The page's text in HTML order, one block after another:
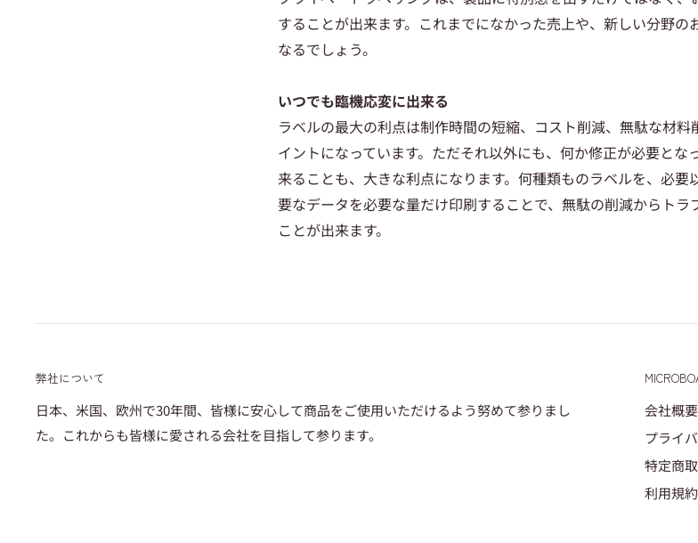
することが出来ます。これまでになかった売上や、新しい分野の
なるでしょう。
いつでも臨機応変に出来る
ラベルの最大の利点は制作時間の短縮、コスト削減、無駄な材
イントになっています。ただそれ以外にも、何か修正が必要とな
来ることも、大きな利点になります。何種類ものラベルを、必
要なデータを必要な量だけ印刷することで、無駄の削減からト
ことが出来ます。
弊社について
日本、米国、欧州で30年間、皆様に安心して商品をご使用いただけるよう努めて参りまし
た。これからも皆様に愛される会社を目指して参ります。
会社概要
プライ
特定商
利用規約